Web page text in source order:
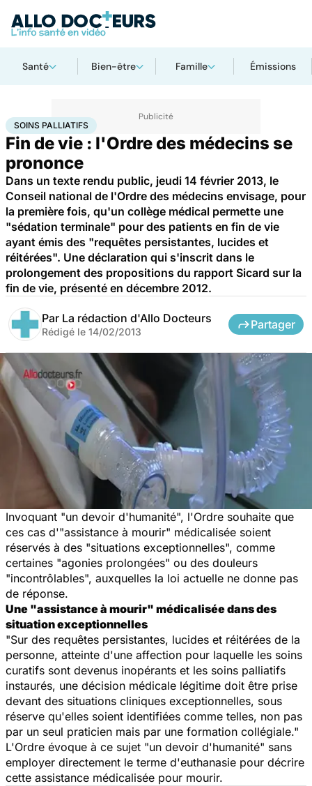
Santé Bien-être Famille Émissions
Accueil Santé Soins palliatifs
SOINS PALLIATIFS
Fin de vie : l'Ordre des médecins se
prononce
Dans un texte rendu public, jeudi 14 février 2013, le
Conseil national de l'Ordre des médecins envisage, pour
la première fois, qu'un collège médical permette une
"sédation terminale" pour des patients en fin de vie
ayant émis des "requêtes persistantes, lucides et
réitérées". Une déclaration qui s'inscrit dans le
prolongement des propositions du rapport Sicard sur la
fin de vie, présenté en décembre 2012.
Par La rédaction d'Allo Docteurs
Rédigé le 14/02/2013
Partager
Invoquant "un devoir d'humanité", l'Ordre souhaite que
ces cas d'"assistance à mourir" médicalisée soient
réservés à des "situations exceptionnelles", comme
certaines "agonies prolongées" ou des douleurs
"incontrôlables", auxquelles la loi actuelle ne donne pas
de réponse.
Une "assistance à mourir" médicalisée dans des
situation exceptionnelles
"Sur des requêtes persistantes, lucides et réitérées de la
personne, atteinte d'une affection pour laquelle les soins
curatifs sont devenus inopérants et les soins palliatifs
instaurés, une décision médicale légitime doit être prise
devant des situations cliniques exceptionnelles, sous
réserve qu'elles soient identifiées comme telles, non pas
par un seul praticien mais par une formation collégiale."
L'Ordre évoque à ce sujet "un devoir d'humanité" sans
employer directement le terme d'euthanasie pour décrire
cette assistance médicalisée pour mourir.